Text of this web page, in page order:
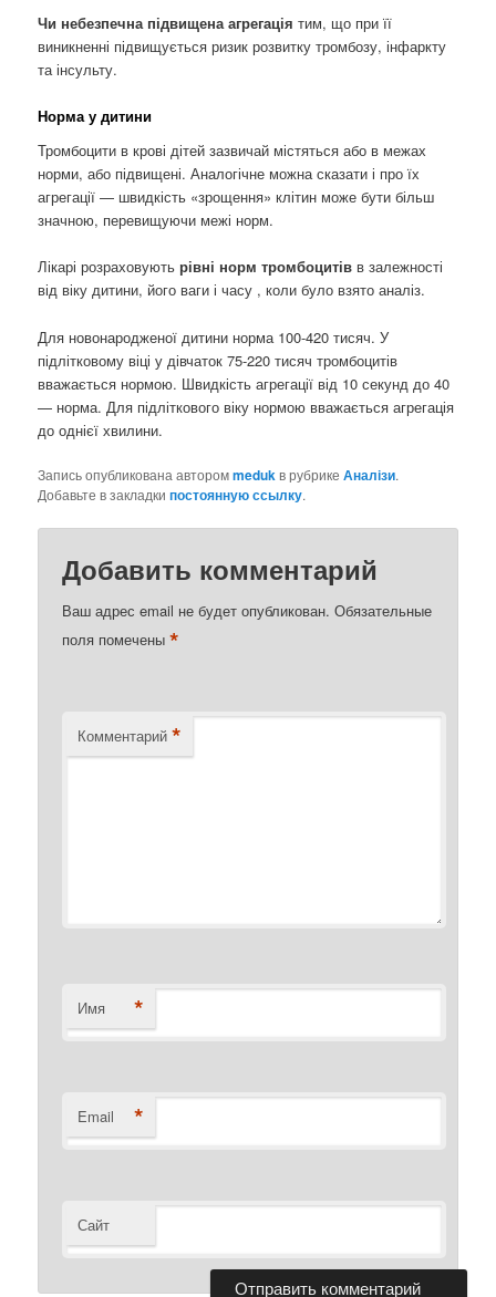
Чи небезпечна підвищена агрегаціятим, що при її
виникненні підвищується ризик розвитку тромбозу, інфаркту
та інсульту.
Норма у дитини
Тромбоцити в крові дітей зазвичай містяться або в межах
норми, або підвищені. Аналогічне можна сказати і про їх
агрегації — швидкість «зрощення» клітин може бути більш
значною, перевищуючи межі норм.
Лікарі розраховуютьрівні норм тромбоцитів в залежності
від віку дитини, його ваги і часу , коли було взято аналіз.
Для новонародженої дитини норма 100-420 тисяч. У
підлітковому віці у дівчаток 75-220 тисяч тромбоцитів
вважається нормою. Швидкість агрегації від 10 секунд до 40
— норма. Для підліткового віку нормою вважається агрегація
до однієї хвилини.
Запись опубликована авторомmedukв рубрикеАналізи.
Добавьте в закладкипостоянную ссылку.
Добавить комментарий
Ваш адрес email не будет опубликован. Обязательные
поля помечены*
Комментарий *
Имя *
Email *
Сайт